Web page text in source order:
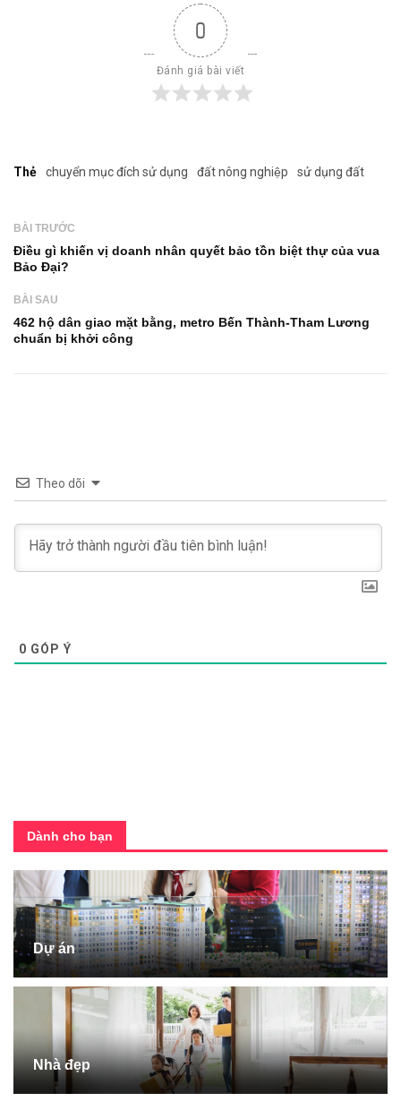
0
Đánh giá bài viết
Thẻ chuyển mục đích sử dụng đất nông nghiệp sử dụng đất
BÀI TRƯỚC
Điều gì khiến vị doanh nhân quyết bảo tồn biệt thự của vua
Bảo Đại?
BÀI SAU
462 hộ dân giao mặt bằng, metro Bến Thành-Tham Lương
chuẩn bị khởi công
Theo dõi
0 GÓP Ý
Dành cho bạn
Dự án
Nhà đẹp